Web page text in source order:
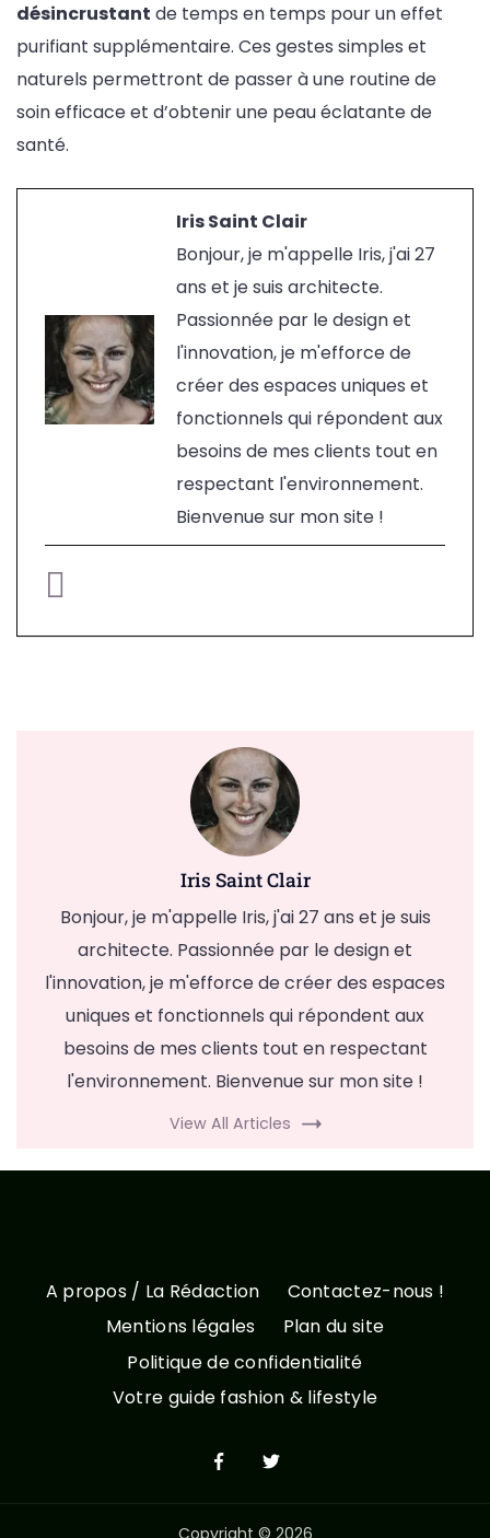
désincrustant de temps en temps pour un effet
purifiant supplémentaire. Ces gestes simples et
naturels permettront de passer à une routine de
soin efficace et d’obtenir une peau éclatante de
santé.
Iris Saint Clair
Bonjour, je m'appelle Iris, j'ai 27
ans et je suis architecte.
Passionnée par le design et
l'innovation, je m'efforce de
créer des espaces uniques et
fonctionnels qui répondent aux
besoins de mes clients tout en
respectant l'environnement.
Bienvenue sur mon site !
Iris Saint Clair
Bonjour, je m'appelle Iris, j'ai 27 ans et je suis
architecte. Passionnée par le design et
l'innovation, je m'efforce de créer des espaces
uniques et fonctionnels qui répondent aux
besoins de mes clients tout en respectant
l'environnement. Bienvenue sur mon site !
View All Articles
A propos / La Rédaction
Contactez-nous !
Mentions légales
Plan du site
Politique de confidentialité
Votre guide fashion & lifestyle